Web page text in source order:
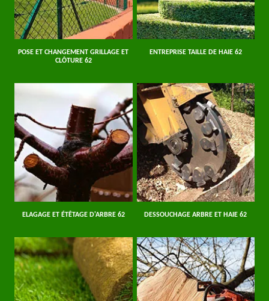
POSE ET CHANGEMENT GRILLAGE ET
CLÔTURE 62
ENTREPRISE TAILLE DE HAIE 62
ELAGAGE ET ÉTÊTAGE D'ARBRE 62 DESSOUCHAGE ARBRE ET HAIE 62